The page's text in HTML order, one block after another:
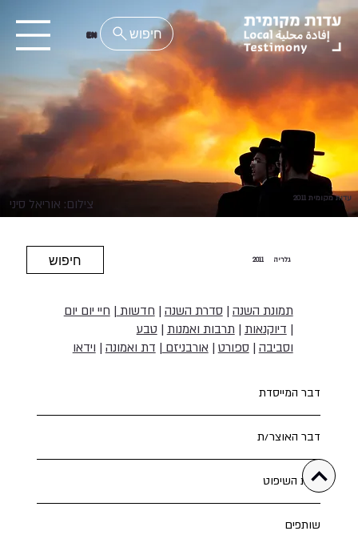
חיפוש EN
עדות מקומית 2011 צילום: אוריאל סיני
גלריה 2011 חיפוש
תמונת השנה | סדרת השנה | חדשות | חיי יום יום
| דיוקנאות | תרבות ואמנות | טבע
וסביבה | ספורט | אורבניזם | דת ואמונה | וידאו
דבר המייסדת
דבר האוצר/ת
צוות השיפוט
שותפים